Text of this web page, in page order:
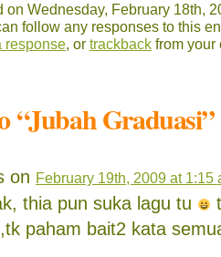
on Wednesday, February 18th,
follow any responses to this
response, or trackback from your
“Jubah Graduasi”
on February 19th, 2009 at 1:15
thia pun suka lagu tu
paham bait2 kata